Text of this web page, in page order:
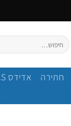
חיפוש
עבור:
חתירה אדידס ADIDAS